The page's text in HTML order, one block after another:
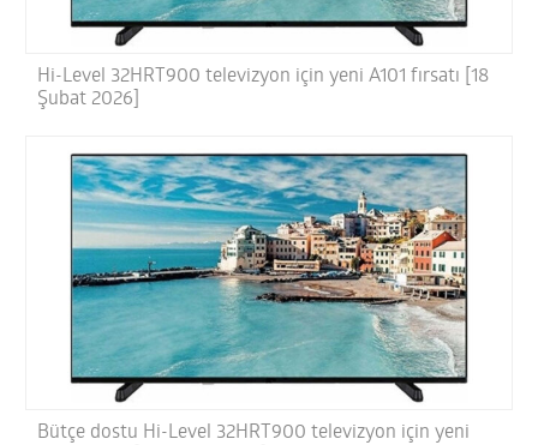
Hi-Level 32HRT900 televizyon için yeni A101 fırsatı [18
Şubat 2026]
Bütçe dostu Hi-Level 32HRT900 televizyon için yeni